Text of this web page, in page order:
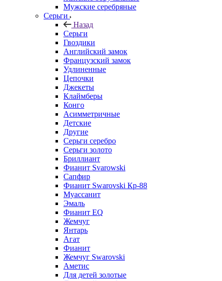
Мужские серебряные
Серьги
Назад
Серьги
Гвоздики
Английский замок
Французский замок
Удлиненные
Цепочки
Джекеты
Клаймберы
Конго
Асимметричные
Детские
Другие
Серьги серебро
Серьги золото
Бриллиант
Фианит Svarowski
Сапфир
Фианит Swarovski Кр-88
Муассанит
Эмаль
Фианит EQ
Жемчуг
Янтарь
Агат
Фианит
Жемчуг Swarovski
Аметис
Для детей золотые